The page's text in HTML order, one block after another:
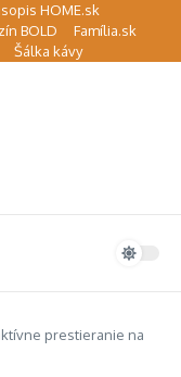
HOME.sk
BOLD
Família.sk
Šálka kávy
prestieranie na